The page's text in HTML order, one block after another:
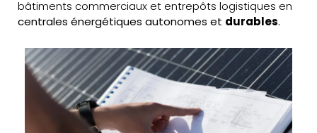
bâtiments commerciaux et entrepôts logistiques en
centrales énergétiques autonomes et durables.